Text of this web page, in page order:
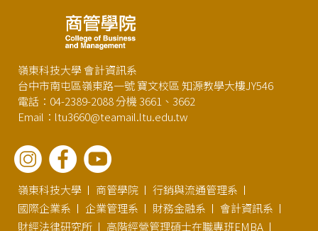
嶺東科技大學 會計資訊系
台中市南屯區嶺東路一號 寶文校區 知源教學大樓JY546
電話：04-2389-2088 分機 3661、3662
Email：ltu3660@teamail.ltu.edu.tw
嶺東科技大學 商管學院
行銷與流通管理系
國際企業系
企業管理系 財務金融系
會計資訊系
財經法律研究所
高階經營管理碩士在職專班EMBA